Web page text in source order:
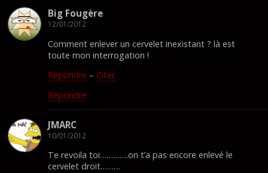
Big Fougère
12/01/2012
Comment enlever un cervelet inexistant ? là est
toute mon interrogation !
Répondre – Citer
Répondre
JMARC
10/01/2012
Te revoila toi………….on t’a pas encore enlevé le
cervelet droit………